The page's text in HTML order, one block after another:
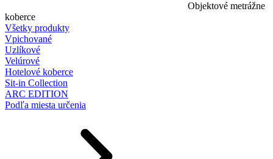
Objektové metrážne
koberce
Všetky produkty
Vpichované
Uzlíkové
Velúrové
Hotelové koberce
Sit-in Collection
ARC EDITION
Podľa miesta určenia